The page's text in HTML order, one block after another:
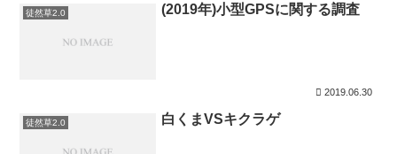
徒然草2.0 (2019年)小型GPSに関する調査
2019.06.30
徒然草2.0 白くまVSキクラゲ